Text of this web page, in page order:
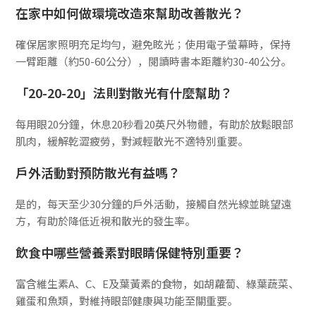
在家中如何做環境改造來幫助改善散光？
確保居家照明充足均勻，避免眩光；使用電子螢幕時，保持
一臂距離（約50-60公分），閱讀時書本距離約30-40公分。
「20-20-20」法則對散光有什麼幫助？
每用眼20分鐘，休息20秒看20英尺外物體，有助於放鬆眼部
肌肉，緩解乾澀疲勞，對減輕散光不適特別重要。
戶外活動對預防散光有益嗎？
是的，每天至少30分鐘的戶外活動，接觸自然光線並眺望遠
方，有助於降低近視和散光的發生率。
飲食中哪些營養素對眼睛保健特別重要？
富含維生素A、C、E及葉黃素的食物，如胡蘿蔔、綠葉蔬菜、
雞蛋和魚類，對維持眼部健康與功能至關重要。